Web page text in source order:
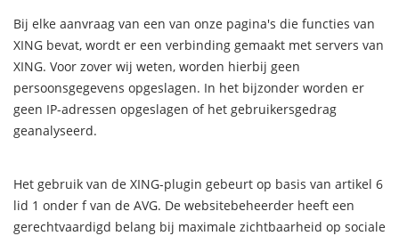
Bij elke aanvraag van een van onze pagina's die functies van
XING bevat, wordt er een verbinding gemaakt met servers van
XING. Voor zover wij weten, worden hierbij geen
persoonsgegevens opgeslagen. In het bijzonder worden er
geen IP-adressen opgeslagen of het gebruikersgedrag
geanalyseerd.
Het gebruik van de XING-plugin gebeurt op basis van artikel 6
lid 1 onder f van de AVG. De websitebeheerder heeft een
gerechtvaardigd belang bij maximale zichtbaarheid op sociale